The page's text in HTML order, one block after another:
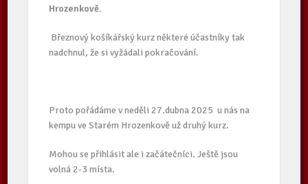
Hrozenkově.
Březnový košíkářský kurz některé účastníky tak
nadchnul, že si vyžádali pokračování.
Proto pořádáme v neděli 27.dubna 2025 u nás na
kempu ve Starém Hrozenkově už druhý kurz.
Mohou se přihlásit ale i začátečníci. Ještě jsou
volná 2-3 místa.